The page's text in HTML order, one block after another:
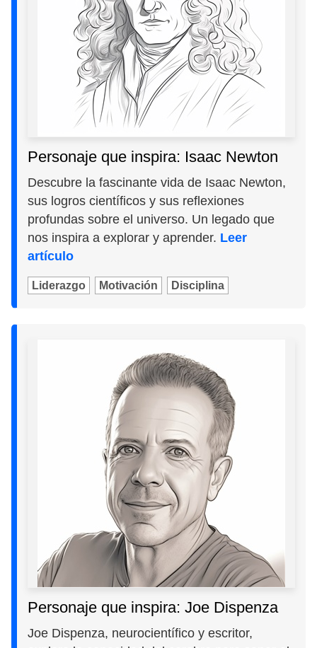
Personaje que inspira: Isaac Newton
Descubre la fascinante vida de Isaac Newton,
sus logros científicos y sus reflexiones
profundas sobre el universo. Un legado que
nos inspira a explorar y aprender. Leer
artículo
Liderazgo Motivación Disciplina
Personaje que inspira: Joe Dispenza
Joe Dispenza, neurocientífico y escritor,